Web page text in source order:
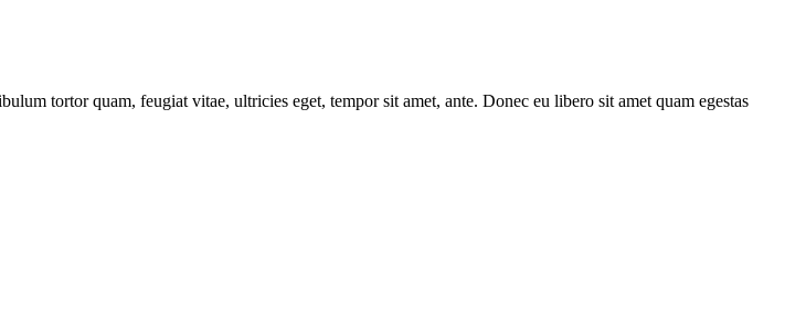
tortor quam, feugiat vitae, ultricies eget, tempor sit amet, ante. Donec eu libero sit amet quam egestas